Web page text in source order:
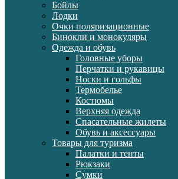
Бойлы
Лодки
Очки поляризационные
Бинокли и монокуляры
Одежда и обувь
Головные уборы
Перчатки и рукавицы
Носки и гольфы
Термобелье
Костюмы
Верхняя одежда
Спасательные жилеты
Обувь и аксессуары
Товары для туризма
Палатки и тенты
Рюкзаки
Сумки